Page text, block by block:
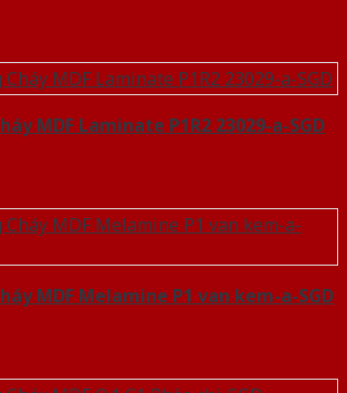
MDF Laminate P1R2 23029-a-SGD
MDF Melamine P1 van kem-a-SGD